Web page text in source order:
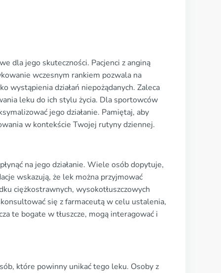
dla jego skuteczności. Pacjenci z anginą
wczesnym rankiem pozwala na
wystąpienia działań niepożądanych. Zaleca
leku do ich stylu życia. Dla sportowców
jego działanie. Pamiętaj, aby
w kontekście Twojej rutyny dziennej.
na jego działanie. Wiele osób dopytuje,
wskazują, że lek można przyjmować
ciężkostrawnych, wysokotłuszczowych
się z farmaceutą w celu ustalenia,
te bogate w tłuszcze, mogą interagować i
które powinny unikać tego leku. Osoby z